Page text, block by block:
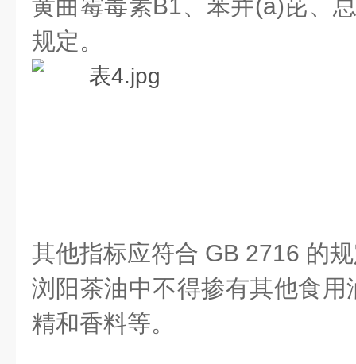
黄曲霉毒素B1、苯并(a)芘、
规定。
其他指标应符合 GB 2716 的
浏阳茶油中不得掺有其他食
精和香料等。